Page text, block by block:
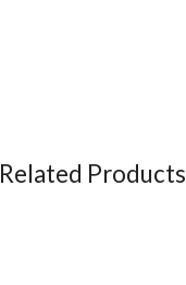
Related Products